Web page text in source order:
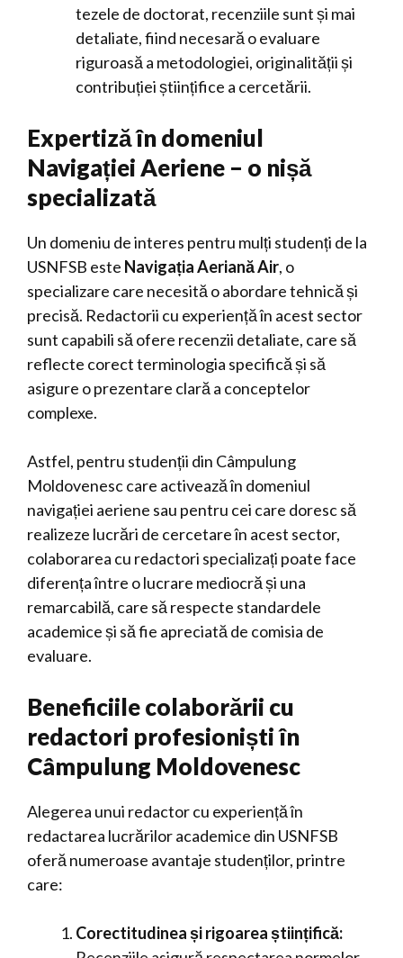
tezele de doctorat, recenziile sunt și mai
detaliate, fiind necesară o evaluare
riguroasă a metodologiei, originalității și
contribuției științifice a cercetării.
Expertiză în domeniul
Navigației Aeriene – o nișă
specializată
Un domeniu de interes pentru mulți studenți de la
USNFSB este Navigația Aeriană Air, o
specializare care necesită o abordare tehnică și
precisă. Redactorii cu experiență în acest sector
sunt capabili să ofere recenzii detaliate, care să
reflecte corect terminologia specifică și să
asigure o prezentare clară a conceptelor
complexe.
Astfel, pentru studenții din Câmpulung
Moldovenesc care activează în domeniul
navigației aeriene sau pentru cei care doresc să
realizeze lucrări de cercetare în acest sector,
colaborarea cu redactori specializați poate face
diferența între o lucrare mediocră și una
remarcabilă, care să respecte standardele
academice și să fie apreciată de comisia de
evaluare.
Beneficiile colaborării cu
redactori profesioniști în
Câmpulung Moldovenesc
Alegerea unui redactor cu experiență în
redactarea lucrărilor academice din USNFSB
oferă numeroase avantaje studenților, printre
care:
Corectitudinea și rigoarea științifică: